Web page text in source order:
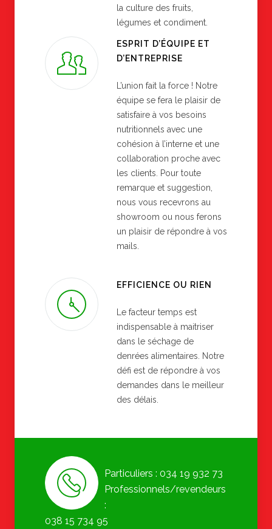
la culture des fruits,
légumes et condiment.
ESPRIT D’ÉQUIPE ET
D’ENTREPRISE
L’union fait la force ! Notre
équipe se fera le plaisir de
satisfaire à vos besoins
nutritionnels avec une
cohésion à l’interne et une
collaboration proche avec
les clients. Pour toute
remarque et suggestion,
nous vous recevrons au
showroom ou nous ferons
un plaisir de répondre à vos
mails.
EFFICIENCE OU RIEN
Le facteur temps est
indispensable à maitriser
dans le séchage de
denrées alimentaires. Notre
défi est de répondre à vos
demandes dans le meilleur
des délais.
Particuliers : 034 19 932 73
Professionnels/revendeurs
:
038 15 734 95